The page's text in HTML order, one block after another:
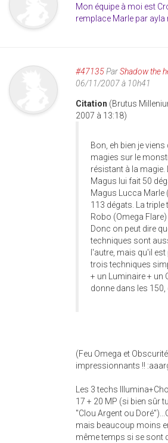
Mon équipe à moi est
remplace Marle par ayla
#47135ParShadow the
06/11/2007 à 10h41
Citation (Brutus
2007 à 13:18)
Bon, eh bien je
magies sur le
résistant à la magie.
Magus lui fait 50
Magus Lucca Marle
113 dégats. La
Robo (Omega
Donc on peut dire
techniques sont
l'autre, mais qu'il
trois techniques
+ un Luminaire + un
donne dans les
(Feu Omega et
impressionnants !!
Les 3 techs
17 + 20 MP (si bien sûr
"Clou Argent ou
mais beaucoup moins
même temps si se sont